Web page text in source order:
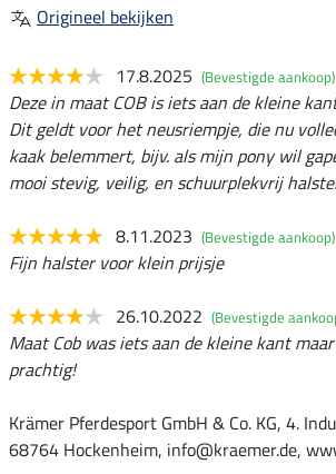
Origineel bekijken
17.8.2025 (Bevestigde aankoop)
Deze in maat COB is iets aan de kleine
Dit geldt voor het neusriempje, die nu
kaak belemmert, bijv. als mijn pony wil
mooi stevig, veilig, en schuurplekvrij
8.11.2023 (Bevestigde aankoop)
Fijn halster voor klein prijsje
26.10.2022 (Bevestigde
Maat Cob was iets aan de kleine kant
prachtig!
Krämer Pferdesport GmbH & Co. KG, 4.
68764 Hockenheim, info@kraemer.de,